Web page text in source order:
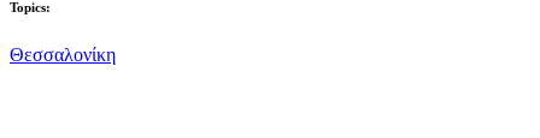
Topics:
Θεσσαλονίκη